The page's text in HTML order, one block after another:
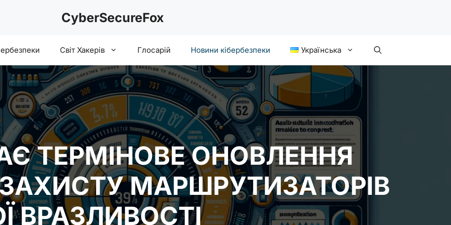
CyberSecureFox
Світ Хакерів Глосарій Новини кібербезпеки Українська
ТЕРМІНОВЕ ОНОВЛЕННЯ
МАРШРУТИЗАТОРІВ
ВРАЗЛИВОСТІ